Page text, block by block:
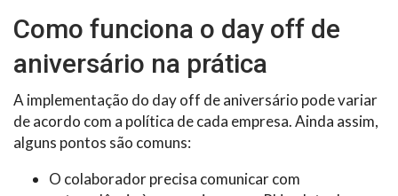
Como funciona o day off de
aniversário na prática
A implementação do day off de aniversário pode variar
de acordo com a política de cada empresa. Ainda assim,
alguns pontos são comuns:
O colaborador precisa comunicar com